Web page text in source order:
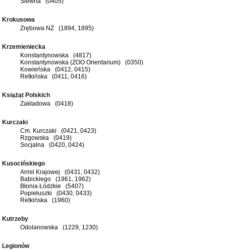
Krokusowa
Zrębowa NŻ (1894, 1895)
Krzemieniecka
Konstantynowska (4817)
Konstantynowska (ZOO Orientarium) (0350)
Kowieńska (0412, 0415)
Retkińska (0411, 0416)
Książąt Polskich
Zakładowa (0418)
Kurczaki
Cm. Kurczaki (0421, 0423)
Rzgowska (0419)
Socjalna (0420, 0424)
Kusocińskiego
Armii Krajowej (0431, 0432)
Babickiego (1961, 1962)
Błonia Łódzkie (5407)
Popiełuszki (0430, 0433)
Retkińska (1960)
Kutrzeby
Odolanowska (1229, 1230)
Legionów